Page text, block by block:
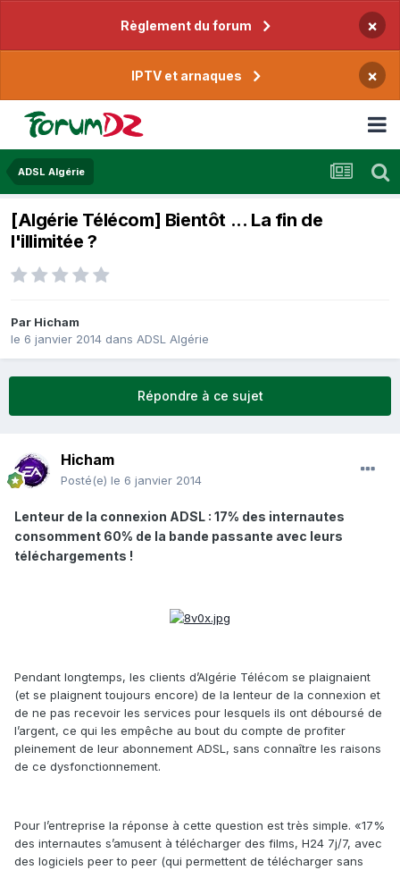
Règlement du forum ×
IPTV et arnaques ×
ADSL Algérie
[Algérie Télécom] Bientôt ... La fin de
l'illimitée ?
Par Hicham
le 6 janvier 2014 dans ADSL Algérie
Répondre à ce sujet
Hicham
Posté(e) le 6 janvier 2014
Lenteur de la connexion ADSL : 17% des internautes
consomment 60% de la bande passante avec leurs
téléchargements !
Pendant longtemps, les clients d’Algérie Télécom se plaignaient
(et se plaignent toujours encore) de la lenteur de la connexion et
de ne pas recevoir les services pour lesquels ils ont déboursé de
l’argent, ce qui les empêche au bout du compte de profiter
pleinement de leur abonnement ADSL, sans connaître les raisons
de ce dysfonctionnement.
Pour l’entreprise la réponse à cette question est très simple. «17%
des internautes s’amusent à télécharger des films, H24 7j/7, avec
des logiciels peer to peer (qui permettent de télécharger sans